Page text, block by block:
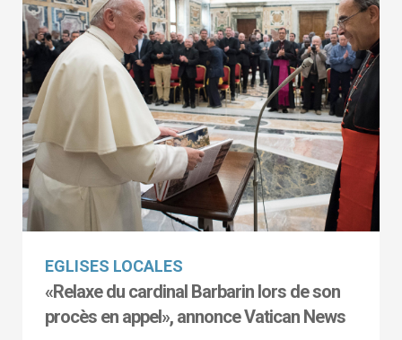
EGLISES LOCALES
«Relaxe du cardinal Barbarin lors de son
procès en appel», annonce Vatican News